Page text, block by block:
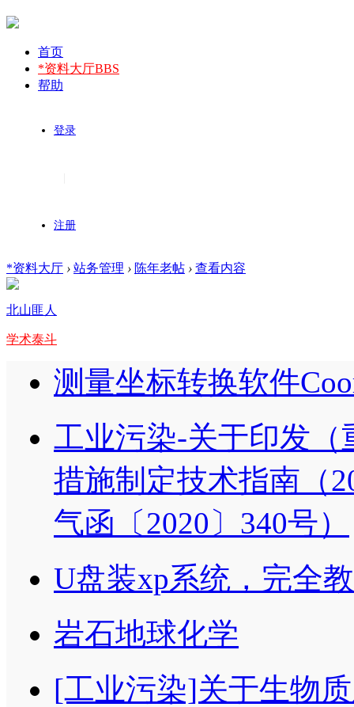
首页
*资料大厅BBS
帮助
登录
注册
*资料大厅 › 站务管理 › 陈年老帖 › 查看内容
北山匪人
学术泰斗
测量坐标转换软件
工业污染-关于印发
措施制定技术指南（
气函〔2020〕340号）
U盘装xp系统，完全
岩石地球化学
[工业污染]关于生物